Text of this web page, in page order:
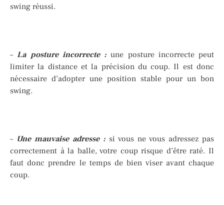
swing réussi.
–La posture incorrecte :une posture incorrecte peut
limiter la distance et la précision du coup. Il est donc
nécessaire d’adopter une position stable pour un bon
swing.
– Une mauvaise adresse : si vous ne vous adressez pas
correctement à la balle, votre coup risque d’être raté. Il
faut donc prendre le temps de bien viser avant chaque
coup.